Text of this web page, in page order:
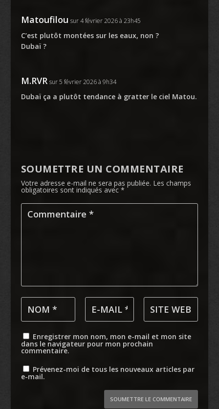
Matoufilou sur 4 février 2026 à 23h45
C’est plutôt montées sur les eaux, non ?
Dubaï ?
M.RVR sur 5 février 2026 à 9h34
Dubaï ça a plutôt tendance à gratter le ciel Matou.
SOUMETTRE UN COMMENTAIRE
Votre adresse e-mail ne sera pas publiée. Les champs
obligatoires sont indiqués avec *
Enregistrer mon nom, mon e-mail et mon site
dans le navigateur pour mon prochain
commentaire.
Prévenez-moi de tous les nouveaux articles par
e-mail.
SOUMETTRE LE COMMENTAIRE